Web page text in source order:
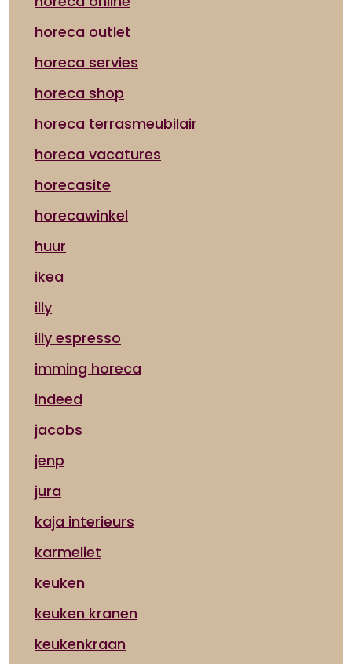
horeca outlet
horeca servies
horeca shop
horeca terrasmeubilair
horeca vacatures
horecasite
horecawinkel
huur
ikea
illy
illy espresso
imming horeca
indeed
jacobs
jenp
jura
kaja interieurs
karmeliet
keuken
keuken kranen
keukenkraan